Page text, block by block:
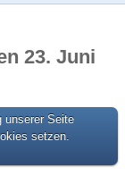
23. Juni
unserer Seite
setzen.